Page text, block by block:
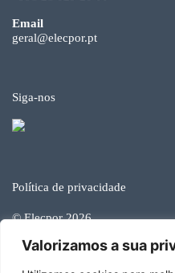
Valorizamos a sua
Email
geral@elecpor.pt
Siga-nos
Política de privacidade
© Elecpor 2026